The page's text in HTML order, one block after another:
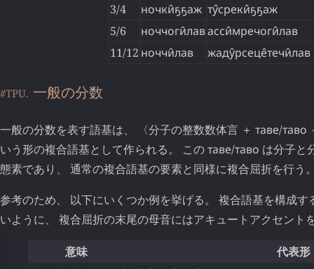
3/4
ночки̂ҕҕаж ту̂среки̂ҕҕаж
5/6
ноччоги̂лавасси̂мречоги̂лав
11/12 ноччи̂лав жаду̂рсеце̂течи̂лав
#TPU. 一般の分数
一般の分数を表す語基は、 〈分子の整数数体言 ＋ таве/таво
いう形の複合語基として作られる。 このтаве/таво は分子と
態素であり、 通常の複合語基の要素と同様に複合屈折を行う
参考のため、 以下にいくつか例を挙げる。 複合語基を構成
いように、 複合屈折の末尾の母音にはアキュートアクセント
意味
代表形